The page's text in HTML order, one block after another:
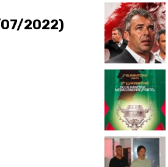
07/2022)